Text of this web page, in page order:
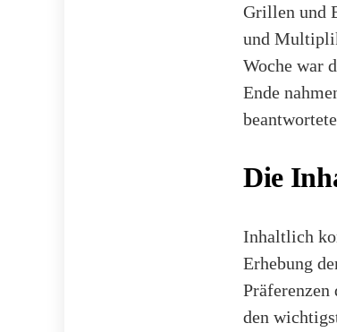
Grillen und
und
Woche war
Ende
Die
Inhaltlich
Erhebung
den